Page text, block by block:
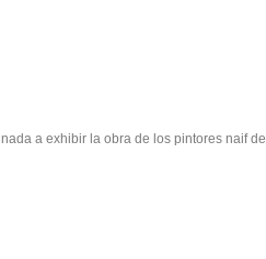
a exhibir la obra de los pintores naif del